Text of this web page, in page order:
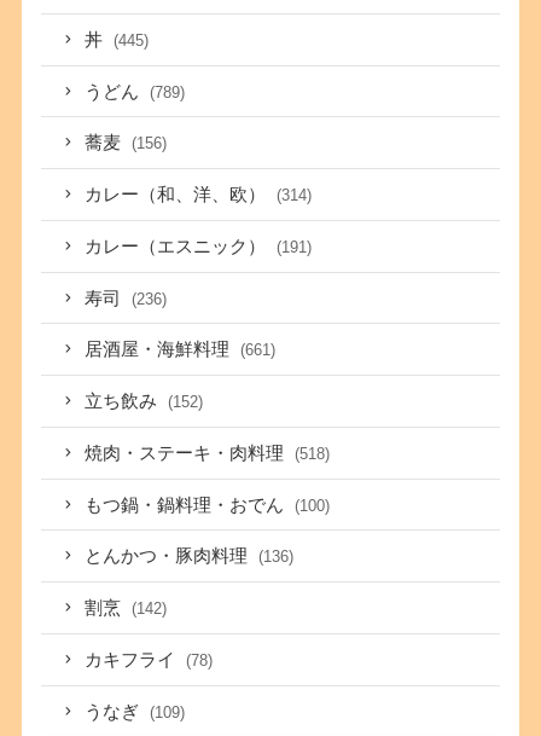
丼 (445)
うどん (789)
蕎麦 (156)
カレー（和、洋、欧） (314)
カレー（エスニック） (191)
寿司 (236)
居酒屋・海鮮料理 (661)
立ち飲み (152)
焼肉・ステーキ・肉料理 (518)
もつ鍋・鍋料理・おでん (100)
とんかつ・豚肉料理 (136)
割烹 (142)
カキフライ (78)
うなぎ (109)